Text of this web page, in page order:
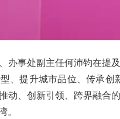
办事处副主任何沛钧在提
、提升城市品位、传承
动、创新引领、跨界融合
。